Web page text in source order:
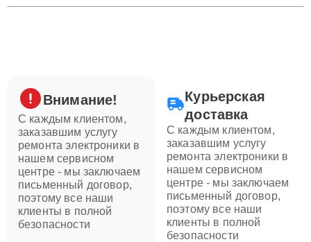
Внимание!
С каждым клиентом,
заказавшим услугу
ремонта электроники в
нашем сервисном
центре - мы заключаем
письменный договор,
поэтому все наши
клиенты в полной
безопасности
Курьерская
доставка
С каждым клиентом,
заказавшим услугу
ремонта электроники в
нашем сервисном
центре - мы заключаем
письменный договор,
поэтому все наши
клиенты в полной
безопасности